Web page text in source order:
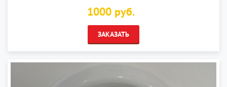
1000 руб.
ЗАКАЗАТЬ